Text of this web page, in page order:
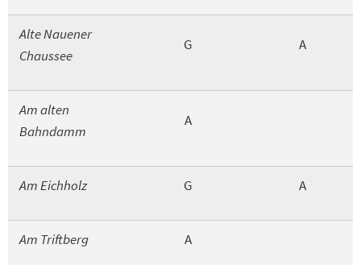
Alte Nauener
Chaussee
G A
Am alten
Bahndamm
A
Am Eichholz G A
Am Triftberg A